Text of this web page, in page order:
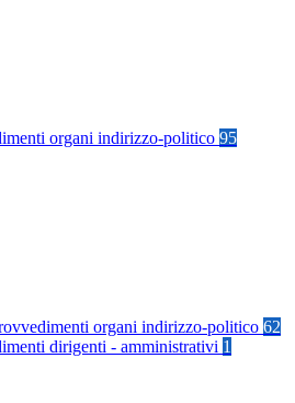
organi indirizzo-politico 95
organi indirizzo-politico 62
dirigenti - amministrativi 1